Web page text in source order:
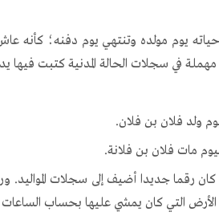
يوم مولده وتنتهي يوم دفنه؛ كأنه
في سجلات الحالة المدنية كتبت فيها
رقما جديدا أضيف إلى سجلات
التي كان يمشي عليها بحساب الساعات